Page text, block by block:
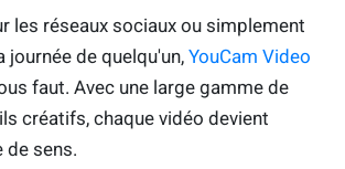
les réseaux sociaux ou simplement
journée de quelqu'un, YouCam Video
faut. Avec une large gamme de
créatifs, chaque vidéo devient
de sens.